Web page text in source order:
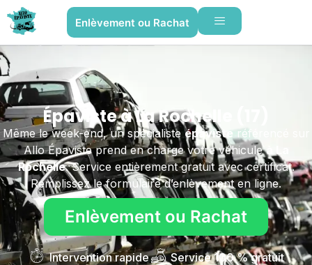
Enlèvement ou Rachat
Épaviste à La Rochelle (17)
Même le week-end, un spécialisteépavisteréférencé sur
Allo Épaviste prend en charge votre véhiculeà La
Rochelle. Service entièrement gratuit avec certificat.
Remplissez le formulaire d’enlèvement en ligne.
Enlèvement ou Rachat
Intervention rapide
Service 100 % gratuit